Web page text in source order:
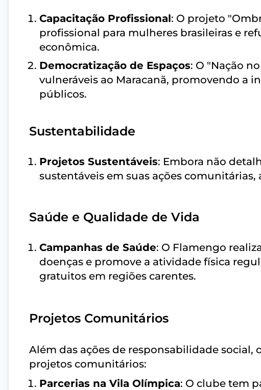
Capacitação Profissional: O projeto
profissional para mulheres brasileiras e
econômica.
Democratização de Espaços: O "Nação
vulneráveis ao Maracanã, promovendo a
públicos.
Sustentabilidade
Projetos Sustentáveis: Embora não
sustentáveis em suas ações comunitárias,
Saúde e Qualidade de Vida
Campanhas de Saúde: O Flamengo
doenças e promove a atividade física
gratuitos em regiões carentes.
Projetos Comunitários
Além das ações de responsabilidade
projetos comunitários:
Parcerias na Vila Olímpica: O clube tem